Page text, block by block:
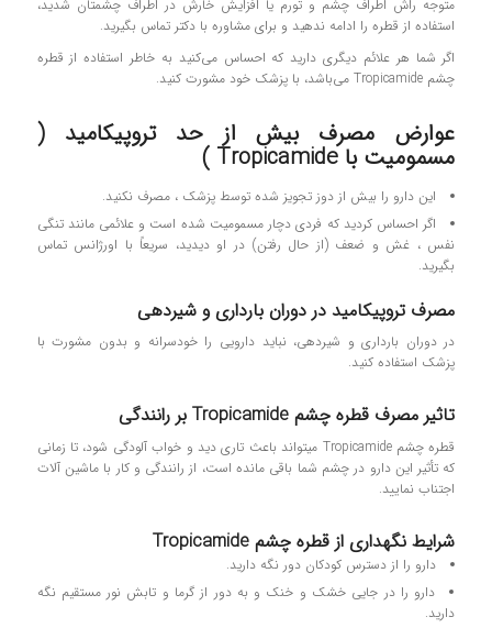
متوجه راش اطراف چشم و تورم یا افزایش خارش در اطراف چشمتان شدید،
استفاده از قطره را ادامه ندهید و برای مشاوره با دکتر تماس بگیرید.
اگر شما هر علائم دیگری دارید که احساس می‌کنید به خاطر استفاده از قطره
چشم Tropicamide می‌باشد، با پزشک خود مشورت کنید.
عوارض مصرف بیش از حد تروپیکامید (
مسمومیت با Tropicamide )
این دارو را بیش از دوز تجویز شده توسط پزشک ، مصرف نکنید.
اگر احساس کردید که فردی دچار مسمومیت شده است و علائمی مانند تنگی
نفس ، غش و ضعف (از حال رفتن) در او دیدید، سریعاً با اورژانس تماس
بگیرید.
مصرف تروپیکامید در دوران بارداری و شیردهی
در دوران بارداری و شیردهی، نباید دارویی را خودسرانه و بدون مشورت با
پزشک استفاده کنید.
تاثیر مصرف قطره چشم Tropicamide بر رانندگی
قطره چشم Tropicamide می‎تواند باعث تاری دید و خواب آلودگی شود، تا زمانی
که تأثیر این دارو در چشم شما باقی مانده است، از رانندگی و کار با ماشین آلات
اجتناب نمایید.
شرایط نگهداری از قطره چشم Tropicamide
دارو را از دسترس کودکان دور نگه دارید.
دارو را در جایی خشک و خنک و به دور از گرما و تابش نور مستقیم نگه‌
دارید.